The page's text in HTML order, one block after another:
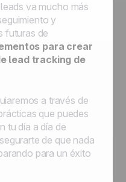
va mucho más
y
futuras de
para crear
lead tracking de
a través de
que puedes
tu día a día de
de que nada
para un éxito